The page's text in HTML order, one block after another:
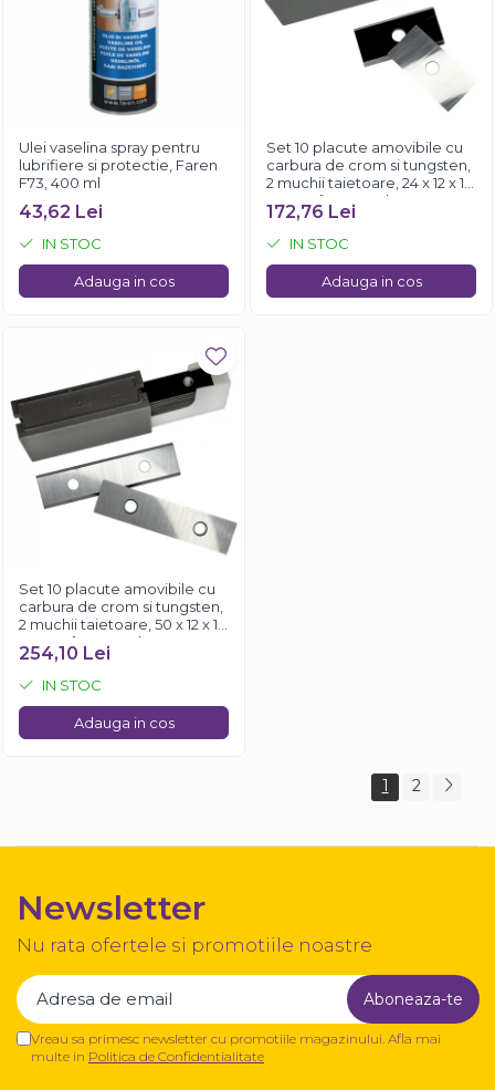
Ulei vaselina spray pentru
lubrifiere si protectie, Faren
F73, 400 ml
43,62 Lei
IN STOC
Adauga in cos
Set 10 placute amovibile cu
carbura de crom si tungsten,
2 muchii taietoare, 24 x 12 x 1.5
mm, 35°, Kannenberg
172,76 Lei
IN STOC
Adauga in cos
Set 10 placute amovibile cu
carbura de crom si tungsten,
2 muchii taietoare, 50 x 12 x 1.5
mm, 35°, Kannenberg
254,10 Lei
IN STOC
Adauga in cos
1 2
Newsletter
Nu rata ofertele si promotiile noastre
Vreau sa primesc newsletter cu promotiile magazinului. Afla mai
multe in Politica de Confidentialitate